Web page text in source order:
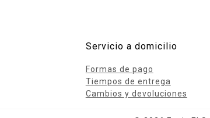
Servicio a domicilio
Formas de pago
Tiempos de entrega
Cambios y devoluciones